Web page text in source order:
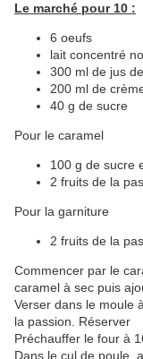
Le marché pour 10 :
6 oeufs
lait concentré
300 ml de jus
200 ml de
40 g de sucre
Pour le caramel
100 g de sucre
2 fruits de la
Pour la garniture
2 fruits de la
Commencer par le
caramel à sec puis
Verser dans le moule
la passion. Réserver
Préchauffer le four à
Dans le cul de poule,